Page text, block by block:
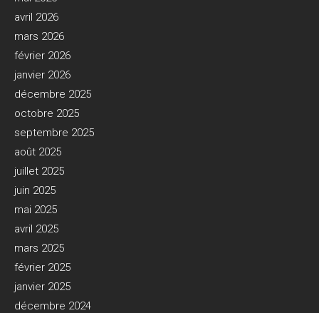
avril 2026
mars 2026
février 2026
janvier 2026
décembre 2025
octobre 2025
septembre 2025
août 2025
juillet 2025
juin 2025
mai 2025
avril 2025
mars 2025
février 2025
janvier 2025
décembre 2024